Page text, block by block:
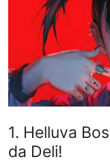
Testler
1. Helluva
da Deli!